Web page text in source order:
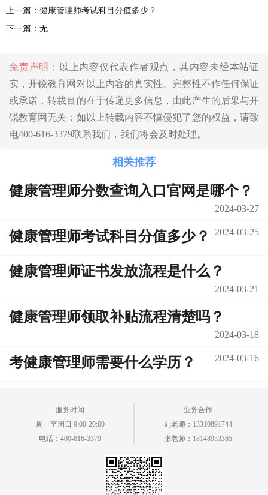
上一篇： 健康管理师考试科目分值多少？
下一篇：无
免责声明：
以上内容仅代表作者观点，其内容未经本站证
实，开锐教育网对以上内容的真实性、完整性不作任何保证
或承诺，转载目的在于传递更多信息，由此产生的后果与开
锐教育网无关；如以上转载内容不慎侵犯了您的权益，请致
电400-616-3379联系我们，我们将会及时处理。
相关推荐
健康管理师分数查询入口官网是哪个？
2024-03-27
健康管理师考试科目分值多少？ 2024-03-25
健康管理师证书发放流程是什么？
2024-03-21
健康管理师领取补贴流程清楚吗？
2024-03-18
考健康管理师需要什么学历？ 2024-03-16
服务时间
周一至周日 9:00-20:00
电话：400-616-3379
业务合作
刘老师：13310891744
张老师：18148953365